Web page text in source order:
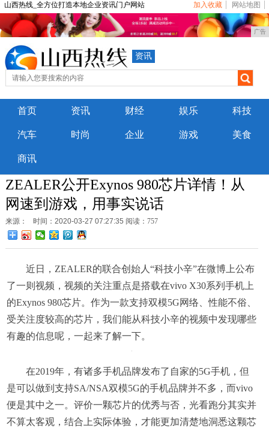
山西热线_全方位打造本地企业资讯门户网站 加入收藏 网站地图
广告
资讯
首页 资讯 财经 娱乐 科技
汽车 时尚 企业 游戏 美食
商讯
ZEALER公开Exynos 980芯片详情！从
网速到游戏，用事实说话
来源： 时间：2020-03-27 07:27:35 阅读：757
近日，ZEALER的联合创始人“科技小辛”在微博上公布
了一则视频，视频的关注重点是搭载在vivo X30系列手机上
的Exynos 980芯片。作为一款支持双模5G网络、性能不俗、
受关注度较高的芯片，我们能从科技小辛的视频中发现哪些
有趣的信息呢，一起来了解一下。
在2019年，有诸多手机品牌发布了自家的5G手机，但
是可以做到支持SA/NSA双模5G的手机品牌并不多，而vivo
便是其中之一。评价一颗芯片的优秀与否，光看跑分其实并
不算太客观，结合上实际体验，才能更加清楚地洞悉这颗芯